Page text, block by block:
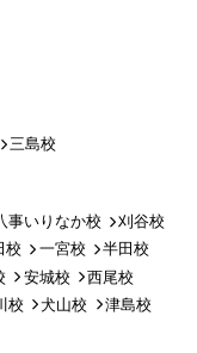
三島校
事いりなか校
刈谷校
校 一宮校
半田校
安城校
西尾校
校 犬山校
津島校